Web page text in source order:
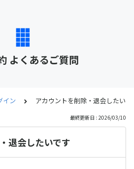
よくあるご質問
イン アカウントを削除・退会したいで
最終更新日 : 2026/03/10
退会したいです